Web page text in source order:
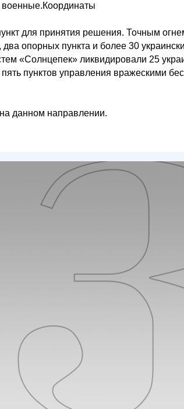
военные.Координаты
для принятия решения. Точным
опорных пункта и более 30
«Солнцепек» ликвидировали 25
пунктов управления вражескими
данном направлении.